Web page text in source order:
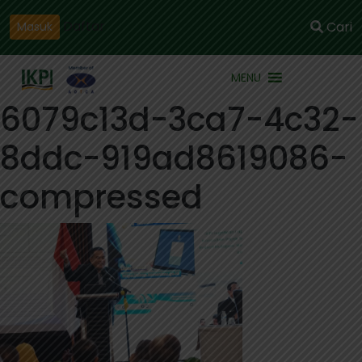
Masuk Cari
MENU
6079c13d-3ca7-4c32-
8ddc-919ad8619086-
compressed